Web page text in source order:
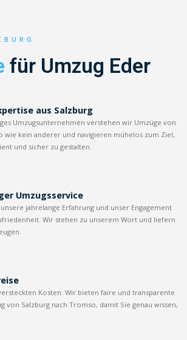
für Umzug Eder
aus Salzburg
Umzugsunternehmen verstehen wir Umzüge von
wie kein anderer und navigieren mühelos zum Ziel,
und sicher zu gestalten.
Umzugsservice
jahrelange Erfahrung und unser Engagement
Wir stehen zu unserem Wort und liefern
Kosten. Wir bieten faire und transparente
von Salzburg nach Tromso, damit Sie genau wissen,